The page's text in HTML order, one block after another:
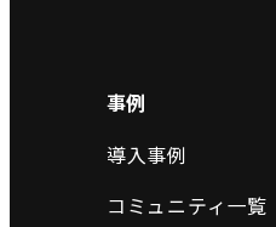
事例
導入事例
コミュニティ一覧